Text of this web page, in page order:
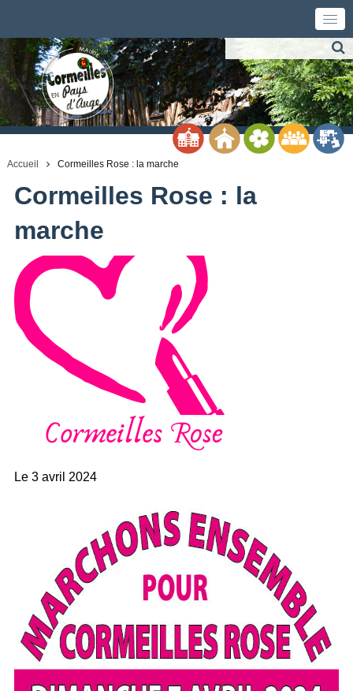
Accueil Cormeilles Rose : la marche
Cormeilles Rose : la
marche
Le 3 avril 2024